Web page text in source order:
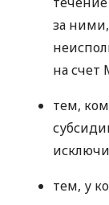
за
на счет
тем,
тем, у